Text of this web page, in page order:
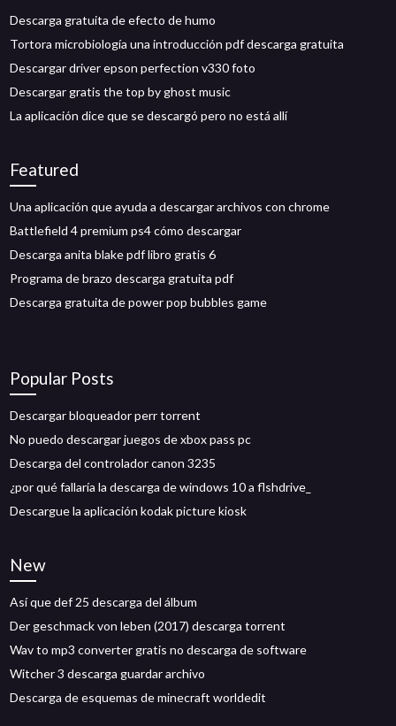
Descarga gratuita de efecto de humo
Tortora microbiología una introducción pdf descarga gratuita
Descargar driver epson perfection v330 foto
Descargar gratis the top by ghost music
La aplicación dice que se descargó pero no está allí
Featured
Una aplicación que ayuda a descargar archivos con chrome
Battlefield 4 premium ps4 cómo descargar
Descarga anita blake pdf libro gratis 6
Programa de brazo descarga gratuita pdf
Descarga gratuita de power pop bubbles game
Popular Posts
Descargar bloqueador perr torrent
No puedo descargar juegos de xbox pass pc
Descarga del controlador canon 3235
¿por qué fallaría la descarga de windows 10 a flshdrive_
Descargue la aplicación kodak picture kiosk
New
Así que def 25 descarga del álbum
Der geschmack von leben (2017) descarga torrent
Wav to mp3 converter gratis no descarga de software
Witcher 3 descarga guardar archivo
Descarga de esquemas de minecraft worldedit